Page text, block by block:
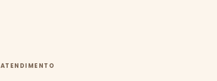
ATENDIMENTO